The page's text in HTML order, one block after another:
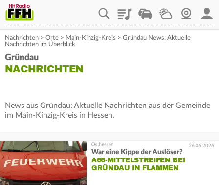
PlaylistStaupilotWetterWebcam
Nachrichten > Orte > Main-Kinzig-Kreis > Gründau News: Aktuelle
Nachrichten im Überblick
Gründau
NACHRICHTEN
News aus Gründau: Aktuelle Nachrichten aus der Gemeinde
im Main-Kinzig-Kreis in Hessen.
26.06.2026
War eine Kippe der Auslöser?
A66-MITTELSTREIFEN BEI
GRÜNDAU IN FLAMMEN